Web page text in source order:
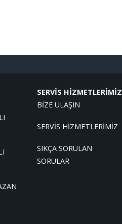
SERVİS HİZMETLERİMİZ
BİZE ULAŞIN
SERVİS HİZMETLERİMİZ
SIKÇA SORULAN
SORULAR